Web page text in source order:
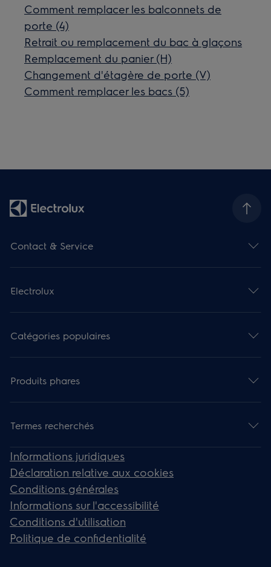
Comment remplacer les balconnets de
porte (4)
Retrait ou remplacement du bac à glaçons
Remplacement du panier (H)
Changement d'étagère de porte (V)
Comment remplacer les bacs (5)
Contact & Service
Electrolux
Catégories populaires
Produits phares
Termes recherchés
Informations juridiques
Déclaration relative aux cookies
Conditions générales
Informations sur l'accessibilité
Conditions d'utilisation
Politique de confidentialité